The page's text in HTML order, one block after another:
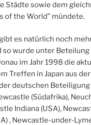
Städte sowie dem
of the World” mündete.
es natürlich noch
so wurde unter Beteilung
im Jahr 1998 die
Treffen in Japan aus
deutschen
(Südafrika),
Indiana (USA),
, Newcastle-under-